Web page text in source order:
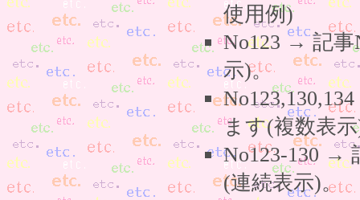
使用例)
No123 → 記事
示)。
ます(複数表
No123-130 →
(連続表示)。